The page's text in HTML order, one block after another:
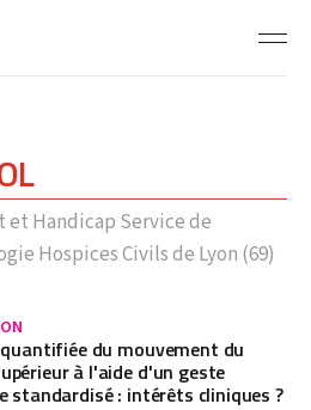
Handicap Service de
Hospices Civils de Lyon (69)
du mouvement du
à l'aide d'un geste
standardisé : intérêts cliniques ?